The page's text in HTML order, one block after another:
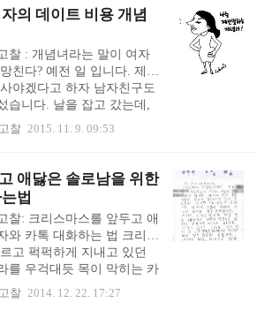
까요? 제 명함을 주었는데
연 #2 거래처 여자 거래처
그 곳은 제가 들어가고, 갈
러는데, 제가 좋아하는 것을
번 먹자고 했더니 웃기만 하
아...사연을 읽다가.... 안타
다. ㅠㅠ ..
의 데이트 비용 개념
찰 : 개념녀라는 말이 여자
친다? 예전 일 입니다. 제가
야겠다고 하자 남자친구도
습니다. 날을 잡고 갔는데,
즌 옷들이 나와 있어 제가
편해 보이는 옷은 없었습
말하길 "어, 정말? 돈 굳었
살거야? 겨울옷 사주려고
며 제 옷을 남자친구가 계산
은 제가 필요한건데 왜...?
간 상황 뿐 아니라, 같이 데
당연한 듯 했습니다. 제가
를 하지 ..
찰 2015. 11. 9. 09:53
애닳은 솔로남을 위한
법
찰: 크리스마스를 앞두고 애
와 카톡 대화하는 법 크리스
고 퍽퍽하게 지내고 있던
를 우걱대듯 목이 막히는 카
니다. 지인들이 크리스마스
의 카톡 캡쳐를 토스해 준
찰 2014. 12. 22. 17:27